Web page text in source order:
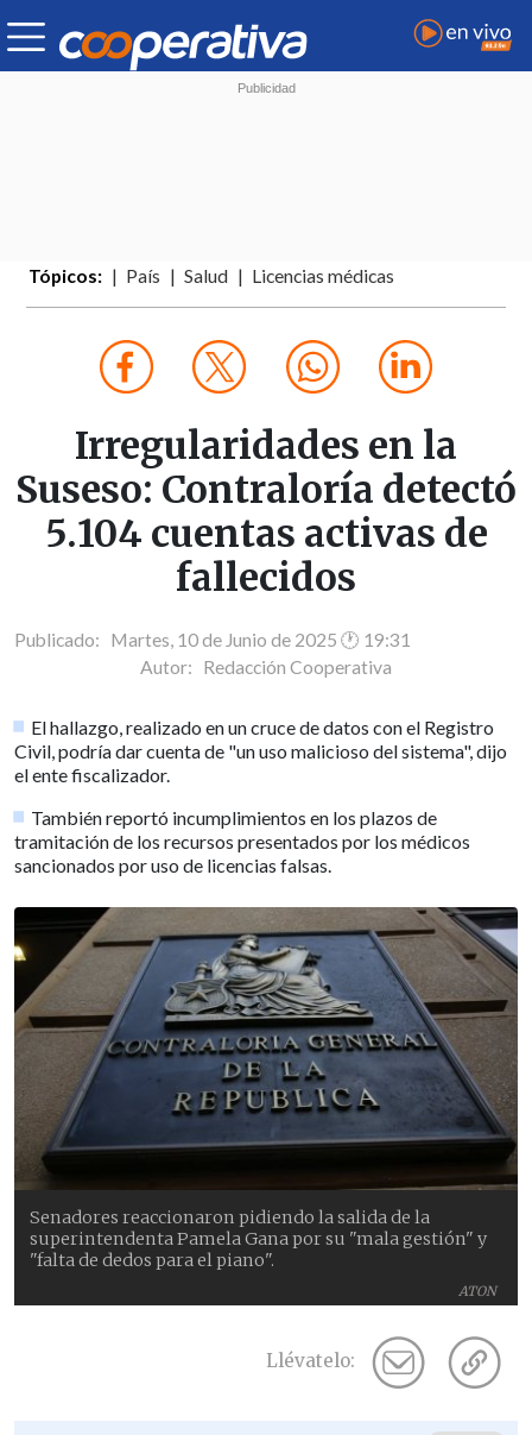
Tópicos: País Salud Licencias médicas
Irregularidades en la
Suseso: Contraloría detectó
5.104 cuentas activas de
fallecidos
Publicado: Martes, 10 de Junio de 2025 🕐 19:31
Autor: Redacción Cooperativa
El hallazgo, realizado en un cruce de datos con el Registro
Civil, podría dar cuenta de "un uso malicioso del sistema", dijo
el ente fiscalizador.
También reportó incumplimientos en los plazos de
tramitación de los recursos presentados por los médicos
sancionados por uso de licencias falsas.
ATON
Senadores reaccionaron pidiendo la salida de la
superintendenta Pamela Gana por su "mala gestión" y
"falta de dedos para el piano".
Llévatelo: